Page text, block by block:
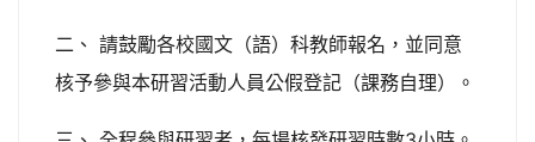
二、 請鼓勵各校國文（語）科教師報名，並同意
核予參與本研習活動人員公假登記（課務自理）。